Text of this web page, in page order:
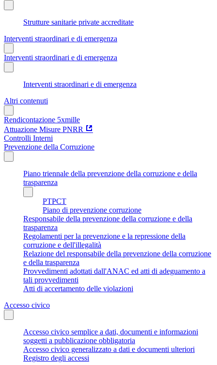
Strutture sanitarie private accreditate
Interventi straordinari e di emergenza
Interventi straordinari e di emergenza
Interventi straordinari e di emergenza
Altri contenuti
Rendicontazione 5xmille
Attuazione Misure PNRR
Controlli Interni
Prevenzione della Corruzione
Piano triennale della prevenzione della corruzione e della
trasparenza
PTPCT
Piano di prevenzione corruzione
Responsabile della prevenzione della corruzione e della
trasparenza
Regolamenti per la prevenzione e la repressione della
corruzione e dell'illegalità
Relazione del responsabile della prevenzione della corruzione
e della trasparenza
Provvedimenti adottati dall'ANAC ed atti di adeguamento a
tali provvedimenti
Atti di accertamento delle violazioni
Accesso civico
Accesso civico semplice a dati, documenti e informazioni
soggetti a pubblicazione obbligatoria
Accesso civico generalizzato a dati e documenti ulteriori
Registro degli accessi